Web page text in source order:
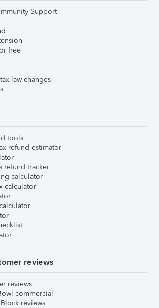
Support
free
law changes
tools
refund estimator
refund tracker
calculator
calculator
reviews
reviews
commercial
reviews